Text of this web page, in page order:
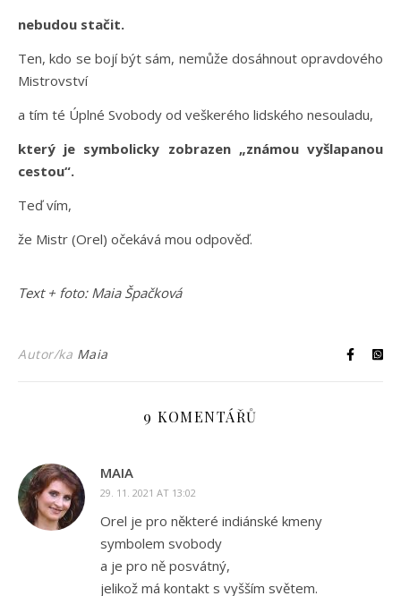
nebudou stačit.
Ten, kdo se bojí být sám, nemůže dosáhnout opravdového
Mistrovství
a tím té Úplné Svobody od veškerého lidského nesouladu,
který je symbolicky zobrazen „známou vyšlapanou
cestou“.
Teď vím,
že Mistr (Orel) očekává mou odpověď.
Text + foto: Maia Špačková
Autor/ka Maia
9 KOMENTÁŘŮ
MAIA
29. 11. 2021 AT 13:02
Orel je pro některé indiánské kmeny
symbolem svobody
a je pro ně posvátný,
jelikož má kontakt s vyšším světem.